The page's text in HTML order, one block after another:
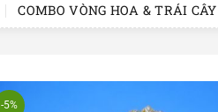
COMBO VÒNG HOA & TRÁI
-5%